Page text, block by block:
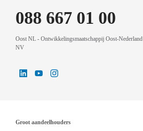
088 667 01 00
Oost NL - Ontwikkelingsmaatschappij Oost-Nederland
NV
Groot aandeelhouders